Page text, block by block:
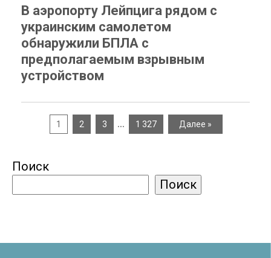
В аэропорту Лейпцига рядом с
украинским самолетом
обнаружили БПЛА с
предполагаемым взрывным
устройством
1 2 3 … 1 327 Далее »
Поиск
Поиск